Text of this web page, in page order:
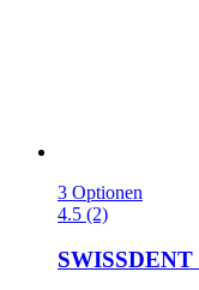
3 Optionen
4.5 (2)
SWISSDENT